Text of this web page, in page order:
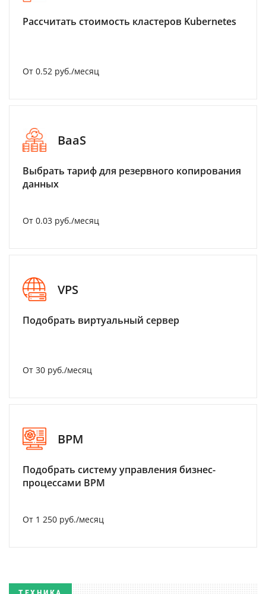
Рассчитать стоимость кластеров Kubernetes
От 0.52 руб./месяц
BaaS
Выбрать тариф для резервного копирования
данных
От 0.03 руб./месяц
VPS
Подобрать виртуальный сервер
От 30 руб./месяц
BPM
Подобрать систему управления бизнес-
процессами BPM
От 1 250 руб./месяц